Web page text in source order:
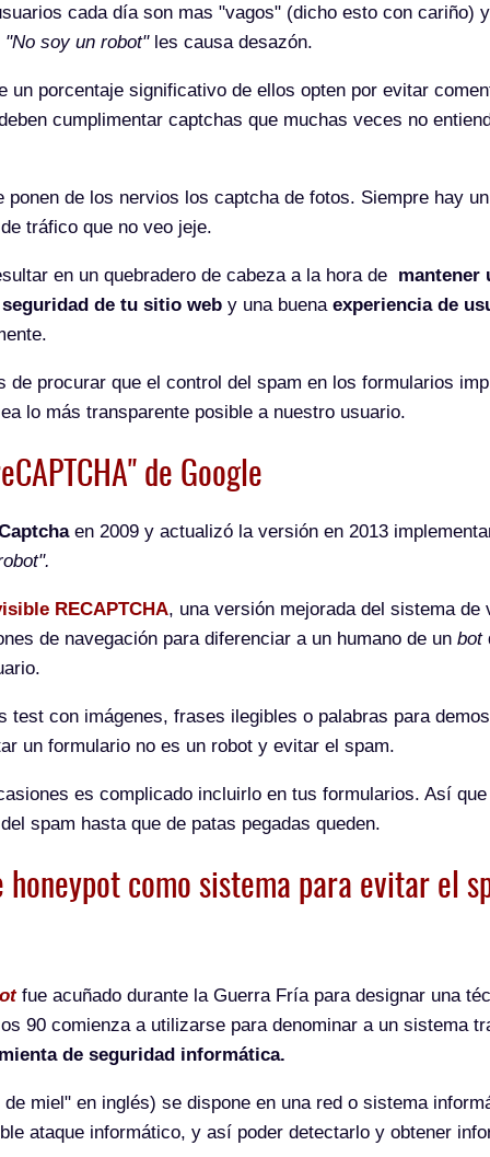
cada día son mas "vagos" (dicho esto con cariño)
"No soy un robot"les causa desazón.
un porcentaje significativo de ellos opten por evitar
cumplimentar captchas que muchas veces no
ponen de los nervios los captcha de fotos. Siempre hay
tráfico que no veo jeje.
en un quebradero de cabeza a la hora de mantener
de tu sitio web y una buena experiencia de
de procurar que el control del spam en los formularios
lo más transparente posible a nuestro usuario.
de Google
en 2009 y actualizó la versión en 2013
RECAPTCHA, una versión mejorada del sistema de
de navegación para diferenciar a un humano de un bot
test con imágenes, frases ilegibles o palabras para
un formulario no es un robot y evitar el spam.
es complicado incluirlo en tus formularios. Así
spam hasta que de patas pegadas queden.
como sistema para evitar el
fue acuñado durante la Guerra Fría para designar una
90 comienza a utilizarse para denominar a un sistema
de seguridad informática.
miel" en inglés) se dispone en una red o sistema
ataque informático, y así poder detectarlo y obtener